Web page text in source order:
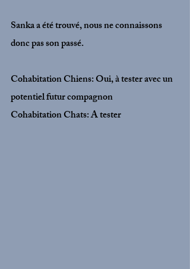
Sanka a été trouvé, nous ne connaissons
donc pas son passé.
Cohabitation Chiens: Oui, à tester avec un
potentiel futur compagnon
Cohabitation Chats: A tester